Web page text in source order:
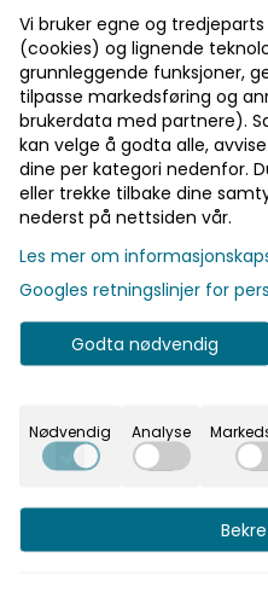
Rask levering av
Halv pris på frakt
Informasjon
Produsent
Dokumenter
glede ved å
Vi bruker egne og
(cookies) og lignende
grunnleggende funksjoner,
tilpasse markedsføring og
brukerdata med partnere).
kan velge å godta alle,
dine per kategori nedenfor.
eller trekke tilbake dine
nederst på nettsiden vår.
Les mer om
Googles retningslinjer for
Godta nødvendig
Nødvendig Analyse